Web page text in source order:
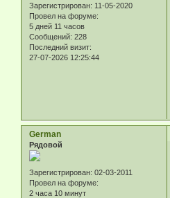
Зарегистрирован: 11-05-2020
Провел на форуме:
5 дней 11 часов
Сообщений: 228
Последний визит:
27-07-2026 12:25:44
German
Рядовой
Зарегистрирован: 02-03-2011
Провел на форуме:
2 часа 10 минут